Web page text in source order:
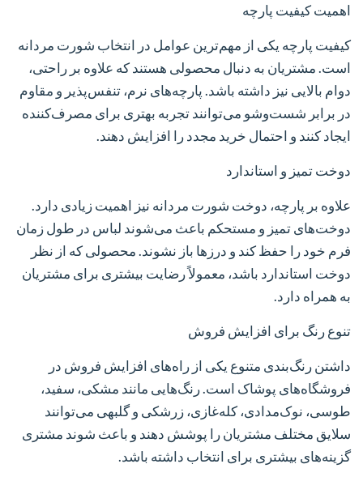
اهمیت کیفیت پارچه
کیفیت پارچه یکی از مهم‌ترین عوامل در انتخاب شورت مردانه
است. مشتریان به دنبال محصولی هستند که علاوه بر راحتی،
دوام بالایی نیز داشته باشد. پارچه‌های نرم، تنفس‌پذیر و مقاوم
در برابر شست‌وشو می‌توانند تجربه بهتری برای مصرف‌کننده
ایجاد کنند و احتمال خرید مجدد را افزایش دهند.
دوخت تمیز و استاندارد
علاوه بر پارچه، دوخت شورت مردانه نیز اهمیت زیادی دارد.
دوخت‌های تمیز و مستحکم باعث می‌شوند لباس در طول زمان
فرم خود را حفظ کند و درزها باز نشوند. محصولی که از نظر
دوخت استاندارد باشد، معمولاً رضایت بیشتری برای مشتریان
به همراه دارد.
تنوع رنگ برای افزایش فروش
داشتن رنگ‌بندی متنوع یکی از راه‌های افزایش فروش در
فروشگاه‌های پوشاک است. رنگ‌هایی مانند مشکی، سفید،
طوسی، نوک‌مدادی، کله‌غازی، زرشکی و گلبهی می‌توانند
سلایق مختلف مشتریان را پوشش دهند و باعث شوند مشتری
گزینه‌های بیشتری برای انتخاب داشته باشد.